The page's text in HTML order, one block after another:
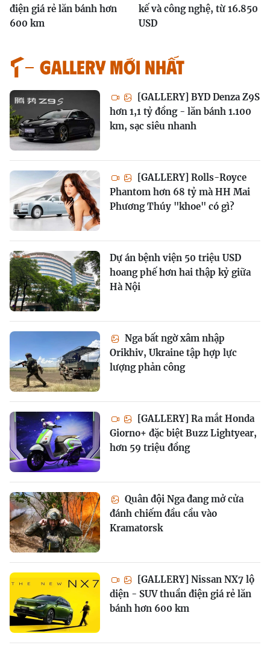
điện giá rẻ lăn bánh hơn
600 km
kế và công nghệ, từ 16.850
USD
GALLERY MỚI NHẤT
[GALLERY] BYD Denza Z9S
hơn 1,1 tỷ đồng - lăn bánh 1.100
km, sạc siêu nhanh
[GALLERY] Rolls-Royce
Phantom hơn 68 tỷ mà HH Mai
Phương Thúy "khoe" có gì?
Dự án bệnh viện 50 triệu USD
hoang phế hơn hai thập kỷ giữa
Hà Nội
Nga bất ngờ xâm nhập
Orikhiv, Ukraine tập hợp lực
lượng phản công
[GALLERY] Ra mắt Honda
Giorno+ đặc biệt Buzz Lightyear,
hơn 59 triệu đồng
Quân đội Nga đang mở cửa
đánh chiếm đầu cầu vào
Kramatorsk
[GALLERY] Nissan NX7 lộ
diện - SUV thuần điện giá rẻ lăn
bánh hơn 600 km